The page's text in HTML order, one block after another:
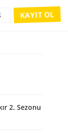
KAYIT OL
2. Sezonu